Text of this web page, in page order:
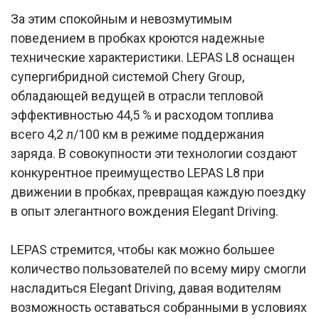
За этим спокойным и невозмутимым
поведением в пробках кроются надежные
технические характеристики. LEPAS L8 оснащен
супергибридной системой Chery Group,
обладающей ведущей в отрасли тепловой
эффективностью 44,5 % и расходом топлива
всего 4,2 л/100 км в режиме поддержания
заряда. В совокупности эти технологии создают
конкурентное преимущество LEPAS L8 при
движении в пробках, превращая каждую поездку
в опыт элегантного вождения Elegant Driving.
LEPAS стремится, чтобы как можно большее
количество пользователей по всему миру смогли
насладиться Elegant Driving, давая водителям
возможность оставаться собранными в условиях